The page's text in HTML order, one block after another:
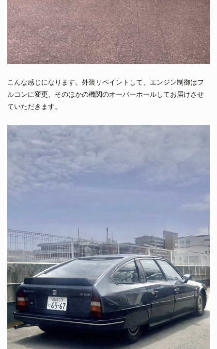
こんな感じになります。外装リペイントして、エンジン制御はフ
ルコンに変更、そのほかの機関のオーバーホールしてお届けさせ
ていただきます。